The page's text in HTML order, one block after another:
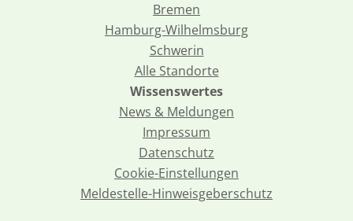
Bremen
Hamburg-Wilhelmsburg
Schwerin
Alle Standorte
Wissenswertes
News & Meldungen
Impressum
Datenschutz
Cookie-Einstellungen
Meldestelle-Hinweisgeberschutz